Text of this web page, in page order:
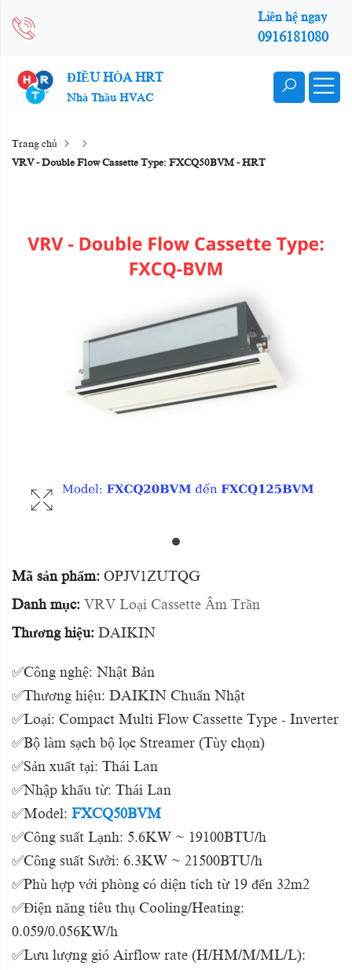
Liên hệ ngay
0916181080
ĐIỀU HÒA HRT
Nhà Thầu HVAC
Trang chủ
VRV - Double Flow Cassette Type: FXCQ50BVM - HRT
Mã sản phẩm: OPJV1ZUTQG
Danh mục: VRV Loại Cassette Âm Trần
Thương hiệu: DAIKIN
✅Công nghệ: Nhật Bản
✅Thương hiệu: DAIKIN Chuẩn Nhật
✅Loại: Compact Multi Flow Cassette Type - Inverter
✅Bộ làm sạch bộ lọc Streamer (Tùy chọn)
✅Sản xuất tại: Thái Lan
✅Nhập khẩu từ: Thái Lan
✅Model: FXCQ50BVM
✅Công suất Lạnh: 5.6KW ~ 19100BTU/h
✅Công suất Sưởi: 6.3KW ~ 21500BTU/h
✅Phù hợp với phòng có diện tích từ 19 đến 32m2
✅Điện năng tiêu thụ Cooling/Heating:
0.059/0.056KW/h
✅Lưu lượng gió Airflow rate (H/HM/M/ML/L):